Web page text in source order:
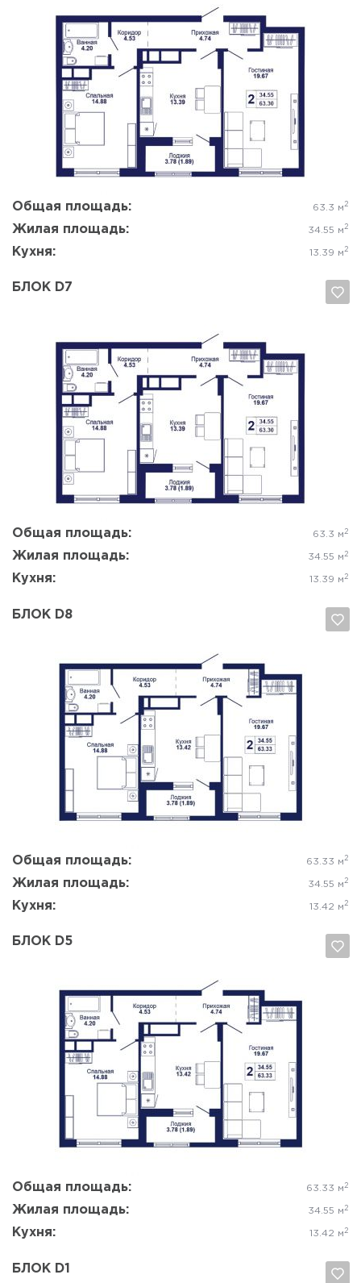
Общая площадь: 63.3 м 2
Жилая площадь: 34.55 м 2
Кухня: 13.39 м 2
Да, удалить Отмена
БЛОК D7
Общая площадь: 63.3 м 2
Жилая площадь: 34.55 м 2
Кухня: 13.39 м 2
Да, удалить Отмена
БЛОК D8
Общая площадь: 63.33 м 2
Жилая площадь: 34.55 м 2
Кухня: 13.42 м 2
Да, удалить
БЛОК D5
Общая площадь: 63.33 м 2
Жилая площадь: 34.55 м 2
Кухня: 13.42 м 2
Да, удалить
БЛОК D1